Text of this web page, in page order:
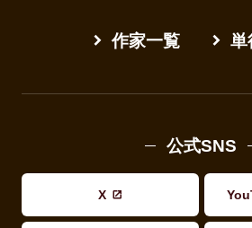
作家一覧 単
公式SNS
X